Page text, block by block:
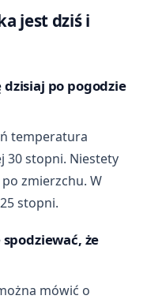
jest dziś i
dzisiaj po pogodzie
temperatura
30 stopni. Niestety
zmierzchu. W
stopni.
że
mówić o